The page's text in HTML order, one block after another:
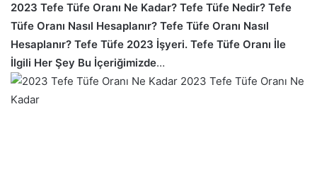
2023 Tefe Tüfe Oranı Ne Kadar? Tefe Tüfe Nedir? Tefe
Tüfe Oranı Nasıl Hesaplanır? Tefe Tüfe Oranı Nasıl
Hesaplanır? Tefe Tüfe 2023 İşyeri. Tefe Tüfe Oranı İle
İlgili Her Şey Bu İçeriğimizde…
2023 Tefe Tüfe Oranı Ne
Kadar